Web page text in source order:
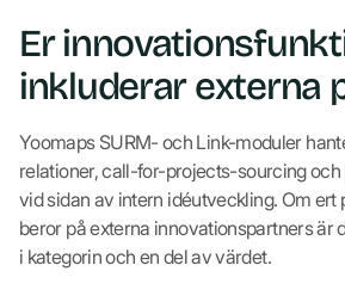
Er
inkluderar externa
Yoomaps SURM- och Link-moduler
relationer, call-for-projects-sourcing
vid sidan av intern idéutveckling. Om ert
beror på externa innovationspartners är
i kategorin och en del av värdet.